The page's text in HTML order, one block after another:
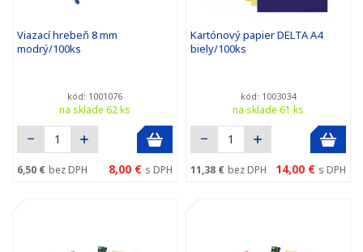
Viazací hrebeň 8 mm
modrý/100ks
kód: 1001076
na sklade 62 ks
6,50 € bez DPH 8,00 € s DPH
Kartónový papier DELTA A4
biely/100ks
kód: 1003034
na sklade 61 ks
11,38 € bez DPH 14,00 € s DPH